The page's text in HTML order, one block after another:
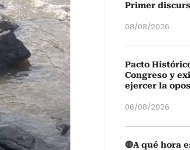
Primer
08/08/2026
Pacto
Congreso y
ejercer la
06/08/2026
🔴A qué hora